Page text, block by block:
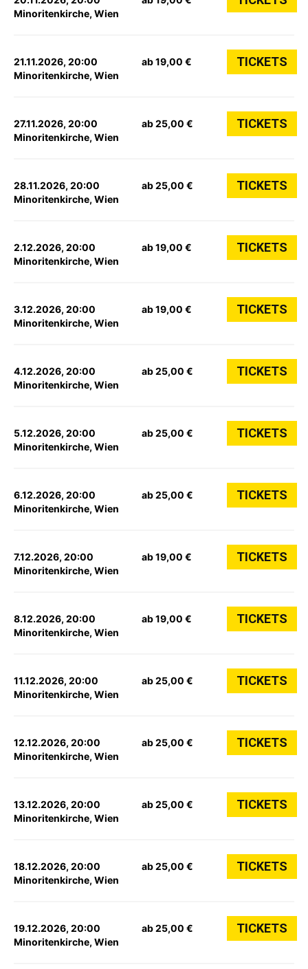
Minoritenkirche, Wien
21.11.2026, 20:00
Minoritenkirche, Wien
ab 19,00 € TICKETS
27.11.2026, 20:00
Minoritenkirche, Wien
ab 25,00 € TICKETS
28.11.2026, 20:00
Minoritenkirche, Wien
ab 25,00 € TICKETS
2.12.2026, 20:00
Minoritenkirche, Wien
ab 19,00 € TICKETS
3.12.2026, 20:00
Minoritenkirche, Wien
ab 19,00 € TICKETS
4.12.2026, 20:00
Minoritenkirche, Wien
ab 25,00 € TICKETS
5.12.2026, 20:00
Minoritenkirche, Wien
ab 25,00 € TICKETS
6.12.2026, 20:00
Minoritenkirche, Wien
ab 25,00 € TICKETS
7.12.2026, 20:00
Minoritenkirche, Wien
ab 19,00 € TICKETS
8.12.2026, 20:00
Minoritenkirche, Wien
ab 19,00 € TICKETS
11.12.2026, 20:00
Minoritenkirche, Wien
ab 25,00 € TICKETS
12.12.2026, 20:00
Minoritenkirche, Wien
ab 25,00 € TICKETS
13.12.2026, 20:00
Minoritenkirche, Wien
ab 25,00 € TICKETS
18.12.2026, 20:00
Minoritenkirche, Wien
ab 25,00 € TICKETS
19.12.2026, 20:00
Minoritenkirche, Wien
ab 25,00 € TICKETS